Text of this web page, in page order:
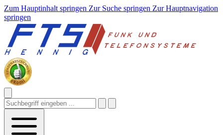
Zum Hauptinhalt springen Zur Suche springen Zur Hauptnavigation
springen